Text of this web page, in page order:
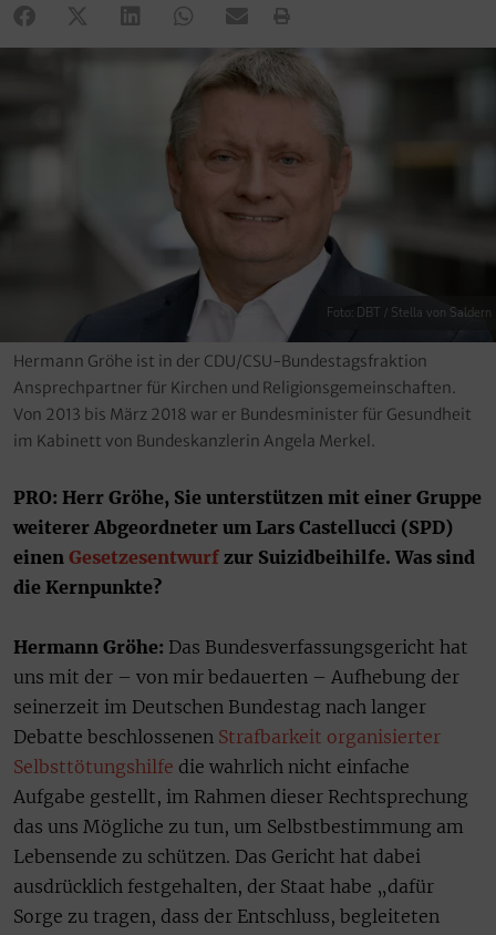
Foto: DBT / Stella von Saldern
Hermann Gröhe ist in der CDU/CSU-Bundestagsfraktion
Ansprechpartner für Kirchen und Religionsgemeinschaften.
Von 2013 bis März 2018 war er Bundesminister für Gesundheit
im Kabinett von Bundeskanzlerin Angela Merkel.
PRO: Herr Gröhe, Sie unterstützen mit einer Gruppe
weiterer Abgeordneter um Lars Castellucci (SPD)
einen Gesetzesentwurf zur Suizidbeihilfe. Was sind
die Kernpunkte?
Hermann Gröhe: Das Bundesverfassungsgericht hat
uns mit der – von mir bedauerten – Aufhebung der
seinerzeit im Deutschen Bundestag nach langer
Debatte beschlossenen Strafbarkeit organisierter
Selbsttötungshilfe die wahrlich nicht einfache
Aufgabe gestellt, im Rahmen dieser Rechtsprechung
das uns Mögliche zu tun, um Selbstbestimmung am
Lebensende zu schützen. Das Gericht hat dabei
ausdrücklich festgehalten, der Staat habe „dafür
Sorge zu tragen, dass der Entschluss, begleiteten